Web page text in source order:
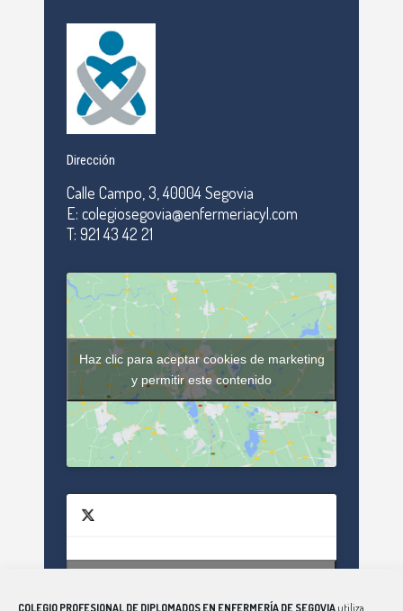
COLEGIO PROFESIONAL DE DIPLOMADOS EN ENFERMERÍA DE SEGOVIA utiliza
Dirección
Calle Campo, 3, 40004 Segovia
E: colegiosegovia@enfermeriacyl.com
T: 921 43 42 21
Haz clic para aceptar cookies de marketing
y permitir este contenido
y permitir este contenido